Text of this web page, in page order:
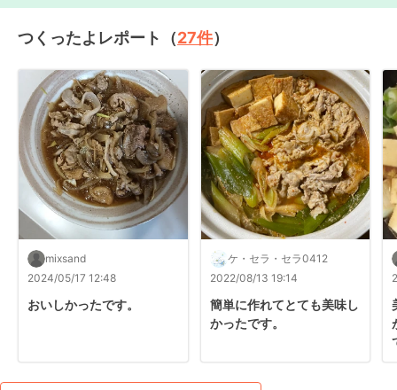
つくったよレポート（27件）
mixsand
2024/05/17 12:48
おいしかったです。
ケ・セラ・セラ0412
2022/08/13 19:14
簡単に作れてとても美味し
かったです。